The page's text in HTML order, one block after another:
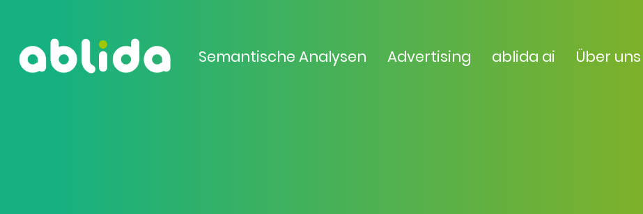
Semantische Analysen Advertising ablida ai Über uns